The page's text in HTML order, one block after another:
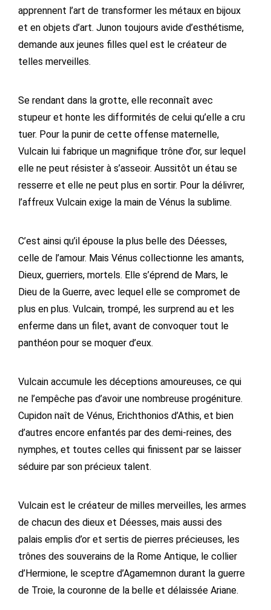
apprennent l’art de transformer les métaux en bijoux
et en objets d’art. Junon toujours avide d’esthétisme,
demande aux jeunes filles quel est le créateur de
telles merveilles.
Se rendant dans la grotte, elle reconnaît avec
stupeur et honte les difformités de celui qu’elle a cru
tuer. Pour la punir de cette offense maternelle,
Vulcain lui fabrique un magnifique trône d’or, sur lequel
elle ne peut résister à s’asseoir. Aussitôt un étau se
resserre et elle ne peut plus en sortir. Pour la délivrer,
l’affreux Vulcain exige la main de Vénus la sublime.
C’est ainsi qu’il épouse la plus belle des Déesses,
celle de l’amour. Mais Vénus collectionne les amants,
Dieux, guerriers, mortels. Elle s’éprend de Mars, le
Dieu de la Guerre, avec lequel elle se compromet de
plus en plus. Vulcain, trompé, les surprend au et les
enferme dans un filet, avant de convoquer tout le
panthéon pour se moquer d’eux.
Vulcain accumule les déceptions amoureuses, ce qui
ne l’empêche pas d’avoir une nombreuse progéniture.
Cupidon naît de Vénus, Erichthonios d’Athis, et bien
d’autres encore enfantés par des demi-reines, des
nymphes, et toutes celles qui finissent par se laisser
séduire par son précieux talent.
Vulcain est le créateur de milles merveilles, les armes
de chacun des dieux et Déesses, mais aussi des
palais emplis d’or et sertis de pierres précieuses, les
trônes des souverains de la Rome Antique, le collier
d’Hermione, le sceptre d’Agamemnon durant la guerre
de Troie, la couronne de la belle et délaissée Ariane.